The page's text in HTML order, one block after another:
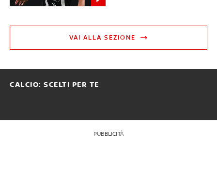
VAI ALLA SEZIONE
CALCIO: SCELTI PER TE
PUBBLICITÀ